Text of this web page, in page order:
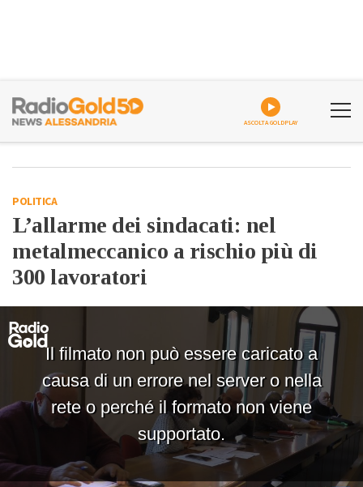
ASCOLTA GOLDPLAY
POLITICA
L’allarme dei sindacati: nel
metalmeccanico a rischio più di
300 lavoratori